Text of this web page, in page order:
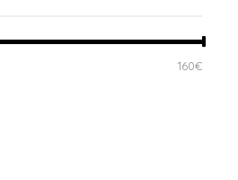
160€